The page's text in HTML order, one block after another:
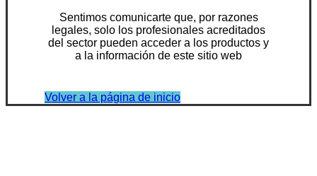
Sentimos comunicarte que, por razones
legales, solo los profesionales acreditados
del sector pueden acceder a los productos y
a la información de este sitio web
Volver a la página de inicio